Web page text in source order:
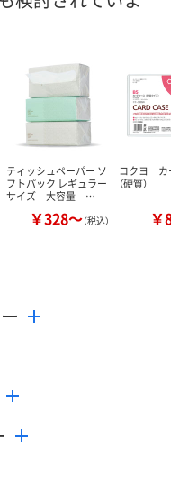
カゴへ カ
ティッシュペーパー ソ
フトパック レギュラー
サイズ 大容量 …
￥328～（税込）
コクヨ カ
（硬質）
￥